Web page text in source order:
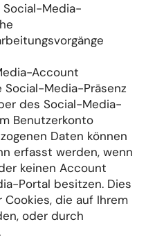
Social-Media-
Account
Media-Präsenz
des Social-Media-
Benutzerkonto
Daten können
erfasst werden, wenn
keinen Account
Portal besitzen. Dies
die auf Ihrem
oder durch